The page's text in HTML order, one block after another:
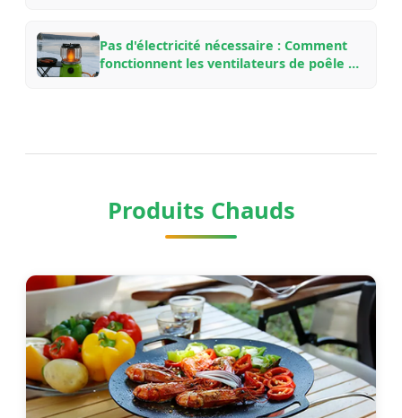
cheminée
Pas d'électricité nécessaire : Comment
fonctionnent les ventilateurs de poêle à
Produits Chauds